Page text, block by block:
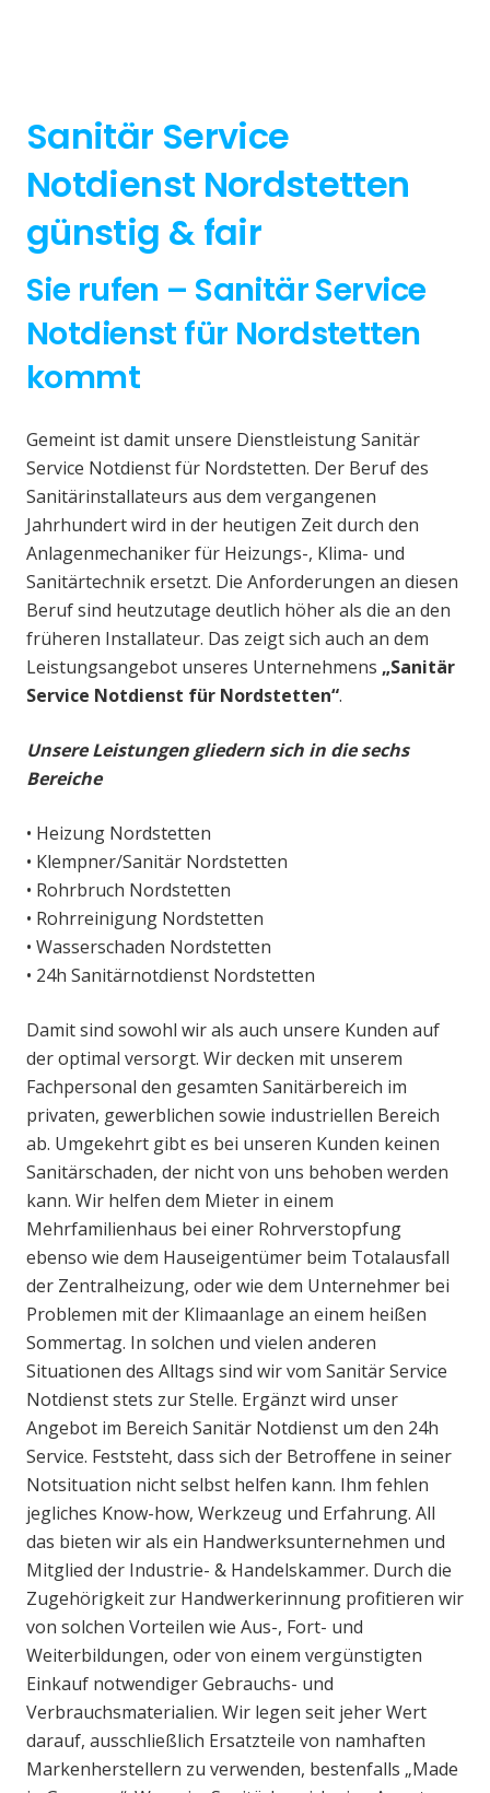
Sanitär Service
Notdienst Nordstetten
günstig & fair
Sie rufen – Sanitär Service
Notdienst für Nordstetten
kommt
Gemeint ist damit unsere Dienstleistung Sanitär
Service Notdienst für Nordstetten. Der Beruf des
Sanitärinstallateurs aus dem vergangenen
Jahrhundert wird in der heutigen Zeit durch den
Anlagenmechaniker für Heizungs-, Klima- und
Sanitärtechnik ersetzt. Die Anforderungen an diesen
Beruf sind heutzutage deutlich höher als die an den
früheren Installateur. Das zeigt sich auch an dem
Leistungsangebot unseres Unternehmens „Sanitär
Service Notdienst für Nordstetten“.
Unsere Leistungen gliedern sich in die sechs
Bereiche
• Heizung Nordstetten
• Klempner/Sanitär Nordstetten
• Rohrbruch Nordstetten
• Rohrreinigung Nordstetten
• Wasserschaden Nordstetten
• 24h Sanitärnotdienst Nordstetten
Damit sind sowohl wir als auch unsere Kunden auf
der optimal versorgt. Wir decken mit unserem
Fachpersonal den gesamten Sanitärbereich im
privaten, gewerblichen sowie industriellen Bereich
ab. Umgekehrt gibt es bei unseren Kunden keinen
Sanitärschaden, der nicht von uns behoben werden
kann. Wir helfen dem Mieter in einem
Mehrfamilienhaus bei einer Rohrverstopfung
ebenso wie dem Hauseigentümer beim Totalausfall
der Zentralheizung, oder wie dem Unternehmer bei
Problemen mit der Klimaanlage an einem heißen
Sommertag. In solchen und vielen anderen
Situationen des Alltags sind wir vom Sanitär Service
Notdienst stets zur Stelle. Ergänzt wird unser
Angebot im Bereich Sanitär Notdienst um den 24h
Service. Feststeht, dass sich der Betroffene in seiner
Notsituation nicht selbst helfen kann. Ihm fehlen
jegliches Know-how, Werkzeug und Erfahrung. All
das bieten wir als ein Handwerksunternehmen und
Mitglied der Industrie- & Handelskammer. Durch die
Zugehörigkeit zur Handwerkerinnung profitieren wir
von solchen Vorteilen wie Aus-, Fort- und
Weiterbildungen, oder von einem vergünstigten
Einkauf notwendiger Gebrauchs- und
Verbrauchsmaterialien. Wir legen seit jeher Wert
darauf, ausschließlich Ersatzteile von namhaften
Markenherstellern zu verwenden, bestenfalls „Made